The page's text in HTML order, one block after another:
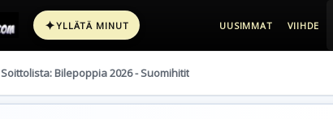
✦YLLÄTÄ MINUT UUSIMMAT VIIHDE
Soittolista: Bilepoppia 2026 - Suomihitit